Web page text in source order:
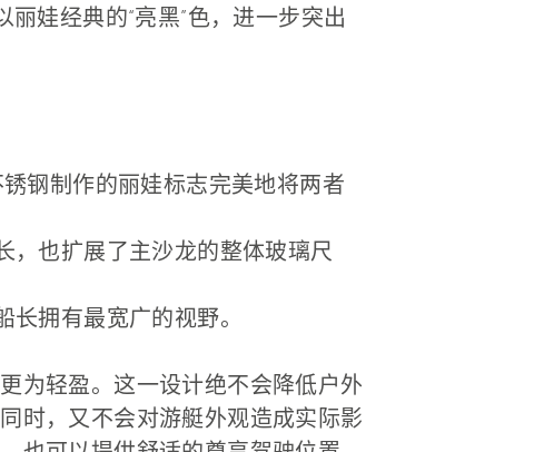
娃经典的“亮黑”色，进一步突出
钢制作的丽娃标志完美地将两者
，也扩展了主沙龙的整体玻璃尺
拥有最宽广的视野。
为轻盈。这一设计绝不会降低户外
时，又不会对游艇外观造成实际影